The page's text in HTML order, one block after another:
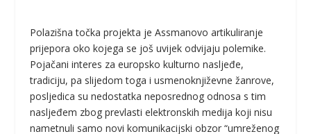
Polazišna točka projekta je Assmanovo artikuliranje
prijepora oko kojega se još uvijek odvijaju polemike.
Pojačani interes za europsko kulturno nasljeđe,
tradiciju, pa slijedom toga i usmenoknjiževne žanrove,
posljedica su nedostatka neposrednog odnosa s tim
nasljeđem zbog prevlasti elektronskih medija koji nisu
nametnuli samo novi komunikacijski obzor “umreženog